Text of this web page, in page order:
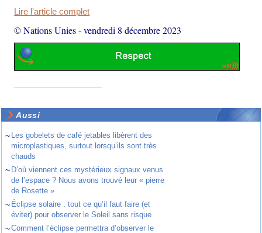
Lire l'article complet
© Nations Unies-vendredi 8 décembre 2023
Aussi
~ Les gobelets de café jetables libèrent des
microplastiques, surtout lorsqu’ils sont très
chauds
~ D’où viennent ces mystérieux signaux venus
de l’espace ? Nous avons trouvé leur « pierre
de Rosette »
~ Éclipse solaire : tout ce qu’il faut faire (et
éviter) pour observer le Soleil sans risque
~Comment l’éclipse permettra d’observer le